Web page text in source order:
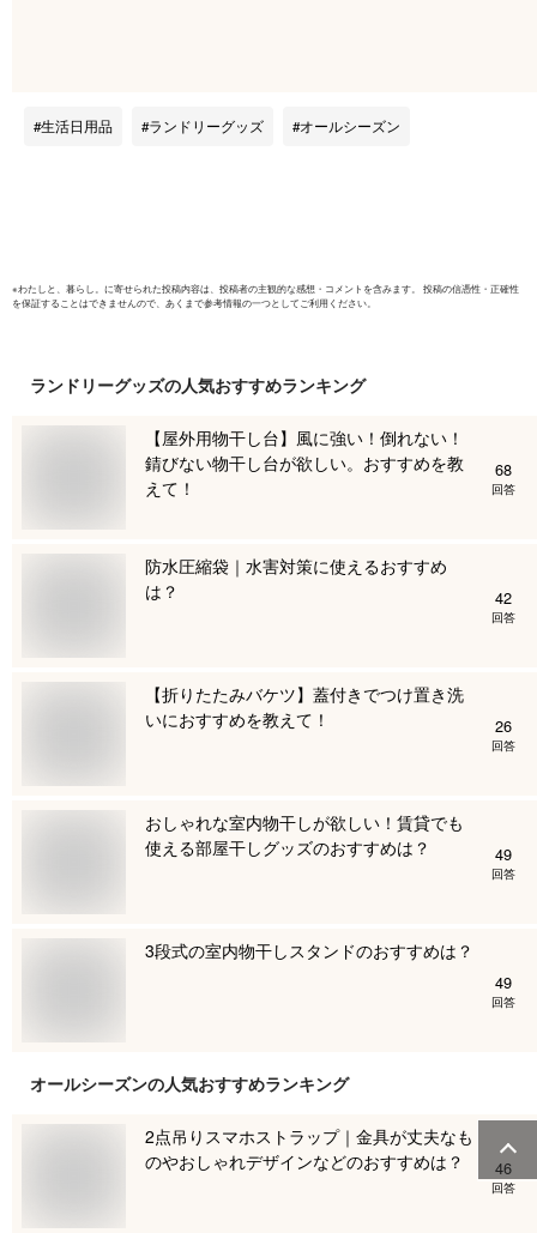
折りたためる 折り畳
生活日用品 ランドリーグッズ オールシーズン
※わたしと、暮らし。 に寄せられた投稿内容は、投稿者の主観的な感想・コメントを含みます。 投稿の信憑性・正確性
を保証することはできませんので、あくまで参考情報の一つとしてご利用ください。
ランドリーグッズの人気おすすめランキング
【屋外用物干し台】風に強い！倒れない！
錆びない物干し台が欲しい。おすすめを教
えて！
68
回答
防水圧縮袋｜水害対策に使えるおすすめ
は？
42
回答
【折りたたみバケツ】蓋付きでつけ置き洗
いにおすすめを教えて！
26
回答
おしゃれな室内物干しが欲しい！賃貸でも
使える部屋干しグッズのおすすめは？
49
回答
3段式の室内物干しスタンドのおすすめは？
49
回答
オールシーズンの人気おすすめランキング
2点吊りスマホストラップ｜金具が丈夫なも
のやおしゃれデザインなどのおすすめは？
46
回答